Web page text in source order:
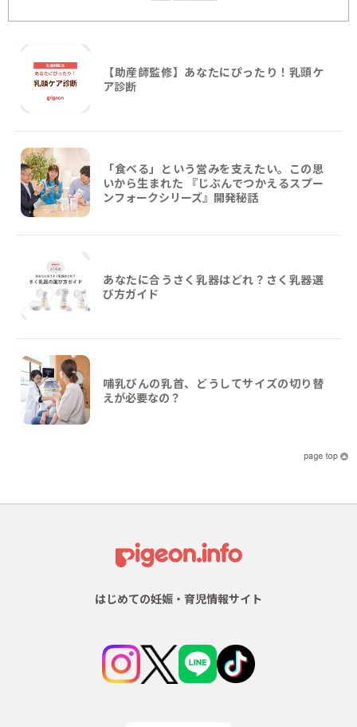
【助産師監修】あなたにぴったり！乳頭ケ
ア診断
「食べる」という営みを支えたい。この思
いから生まれた 『じぶんでつかえるスプー
ンフォークシリーズ』開発秘話
あなたに合うさく乳器はどれ？さく乳器選
び方ガイド
哺乳びんの乳首、どうしてサイズの切り替
えが必要なの？
はじめての妊娠・育児情報サイト